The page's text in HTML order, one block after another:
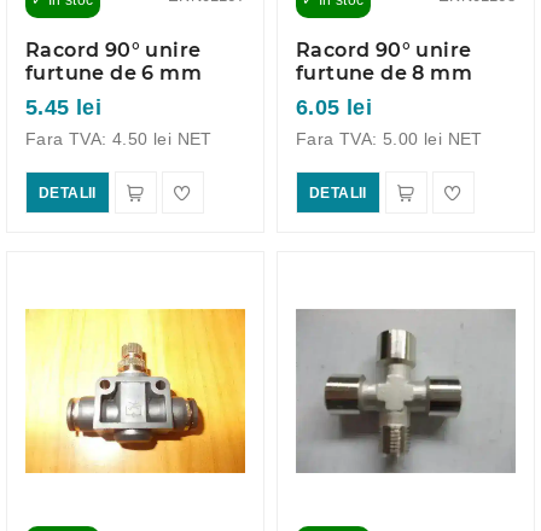
Racord 90° unire
furtune de 6 mm
5.45 lei
Fara TVA: 4.50 lei NET
DETALII
Racord 90° unire
furtune de 8 mm
6.05 lei
Fara TVA: 5.00 lei NET
DETALII